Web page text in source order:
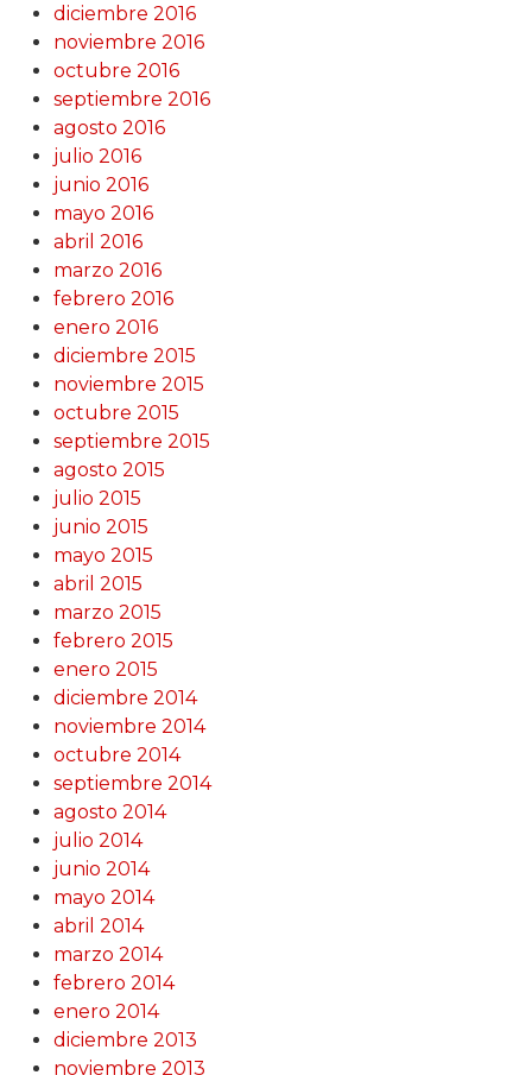
diciembre 2016
noviembre 2016
octubre 2016
septiembre 2016
agosto 2016
julio 2016
junio 2016
mayo 2016
abril 2016
marzo 2016
febrero 2016
enero 2016
diciembre 2015
noviembre 2015
octubre 2015
septiembre 2015
agosto 2015
julio 2015
junio 2015
mayo 2015
abril 2015
marzo 2015
febrero 2015
enero 2015
diciembre 2014
noviembre 2014
octubre 2014
septiembre 2014
agosto 2014
julio 2014
junio 2014
mayo 2014
abril 2014
marzo 2014
febrero 2014
enero 2014
diciembre 2013
noviembre 2013